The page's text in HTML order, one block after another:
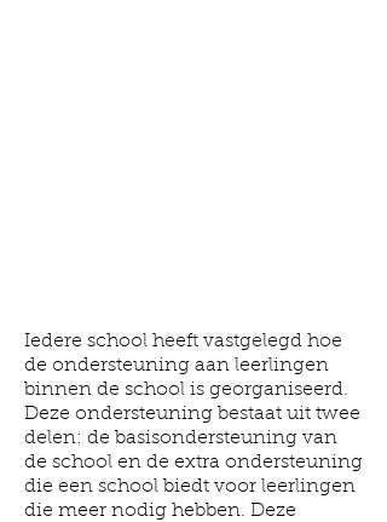
Iedere school heeft vastgelegd hoe
de ondersteuning aan leerlingen
binnen de school is georganiseerd.
Deze ondersteuning bestaat uit twee
delen: de basisondersteuning van
de school en de extra ondersteuning
die een school biedt voor leerlingen
die meer nodig hebben. Deze